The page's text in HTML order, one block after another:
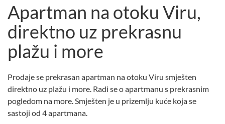
Apartman na otoku Viru,
direktno uz prekrasnu
plažu i more
Prodaje se prekrasan apartman na otoku Viru smješten
direktno uz plažu i more. Radi se o apartmanu s prekrasnim
pogledom na more. Smješten je u prizemlju kuće koja se
sastoji od 4 apartmana.